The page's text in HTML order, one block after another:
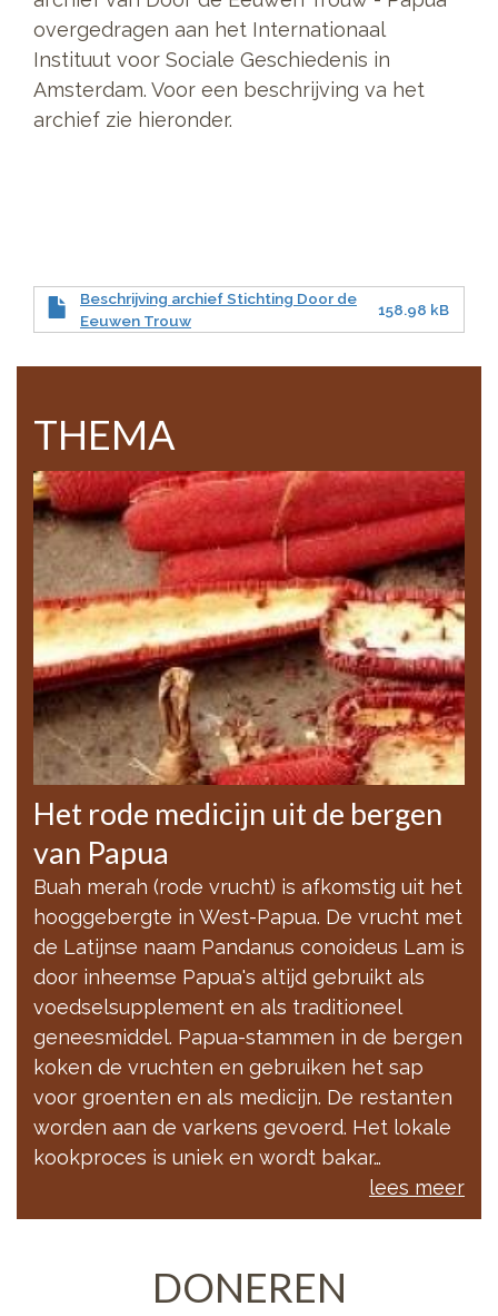
overgedragen aan het Internationaal
Instituut voor Sociale Geschiedenis in
Amsterdam. Voor een beschrijving va het
archief zie hieronder.
Beschrijving archief Stichting Door de
Eeuwen Trouw
158.98 kB
THEMA
Het rode medicijn uit de bergen
van Papua
Buah merah (rode vrucht) is afkomstig uit het
hooggebergte in West-Papua. De vrucht met
de Latijnse naam Pandanus conoideus Lam is
door inheemse Papua's altijd gebruikt als
voedselsupplement en als traditioneel
geneesmiddel. Papua-stammen in de bergen
koken de vruchten en gebruiken het sap
voor groenten en als medicijn. De restanten
worden aan de varkens gevoerd. Het lokale
kookproces is uniek en wordt bakar…
lees meer
DONEREN